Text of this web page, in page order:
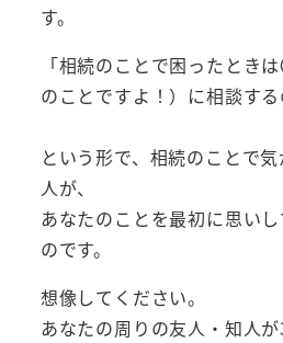
す。
「相続のことで困ったとき
のことですよ！）に相談する
という形で、相続のことで
人が、
あなたのことを最初に思い
のです。
想像してください。
あなたの周りの友人・知人